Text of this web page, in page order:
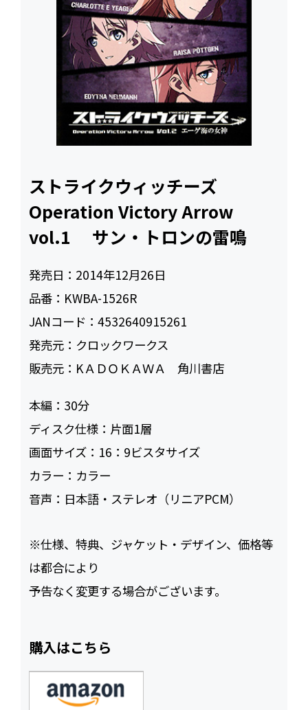
ストライクウィッチーズ
Operation Victory Arrow
vol.1 サン・トロンの雷鳴
発売日： 2014年12月26日
品番： KWBA-1526R
JANコード：4532640915261
発売元： クロックワークス
販売元： KＡＤＯＫＡＷＡ 角川書店
本編： 30
ディスク仕様： 片面1層
画面サイズ： 16：9ビスタサイズ
カラー： カラー
音声： 日本語・ステレオ（リニアPCM）
※仕様、特典、ジャケット・デザイン、価格等
は都合により
予告なく変更する場合がございます。
購入はこちら